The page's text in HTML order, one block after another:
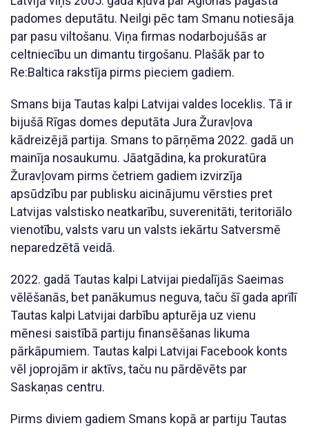
padomes deputātu. Neilgi pēc tam Smanu notiesāja
par pasu viltošanu. Viņa firmas nodarbojušās ar
celtniecību un dimantu tirgošanu. Plašāk par to
Re:Baltica rakstīja pirms pieciem gadiem.
Smans bija Tautas kalpi Latvijai valdes loceklis. Tā ir
bijušā Rīgas domes deputāta Jura Žuravļova
kādreizējā partija. Smans to pārņēma 2022. gadā un
mainīja nosaukumu. Jāatgādina, ka prokuratūra
Žuravļovam pirms četriem gadiem izvirzīja
apsūdzību par publisku aicinājumu vērsties pret
Latvijas valstisko neatkarību, suverenitāti, teritoriālo
vienotību, valsts varu un valsts iekārtu Satversmē
neparedzētā veidā.
2022. gadā Tautas kalpi Latvijai piedalījās Saeimas
vēlēšanās, bet panākumus neguva, taču šī gada aprīlī
Tautas kalpi Latvijai darbību apturēja uz vienu
mēnesi saistībā partiju finansēšanas likuma
pārkāpumiem. Tautas kalpi Latvijai Facebook konts
vēl joprojām ir aktīvs, taču nu pārdēvēts par
Saskaņas centru.
Pirms diviem gadiem Smans kopā ar partiju Tautas